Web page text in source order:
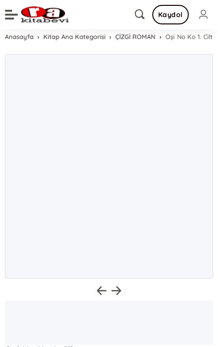
Kaydol
Anasayfa Kitap Ana Kategorisi ÇİZGİ ROMAN Oşi No Ko 1. Cilt